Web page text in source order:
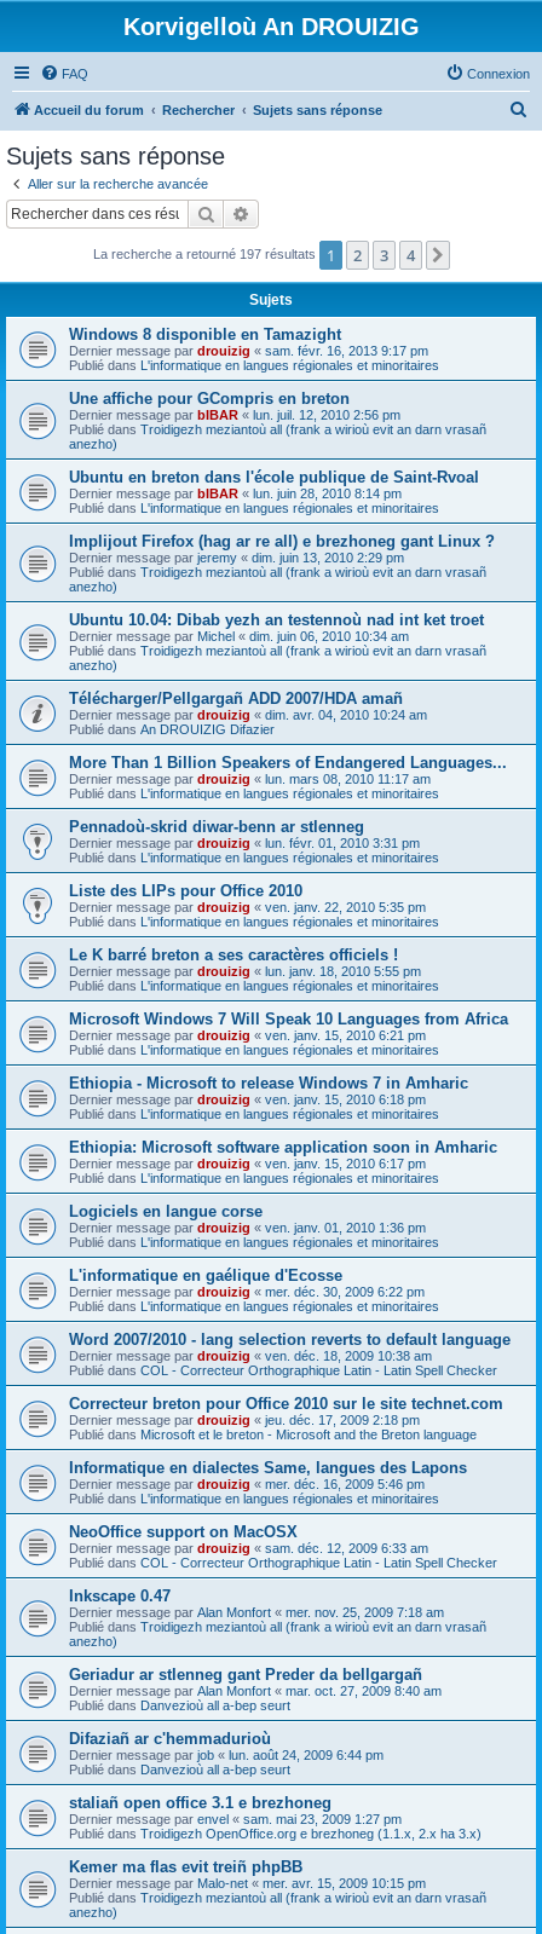
Korvigelloù An DROUIZIG
FAQ Connexion
Accueil du forum Rechercher Sujets sans réponse
c
Sujets sans réponse
Aller sur la recherche avancée
Rechercher
La recherche a retourné 197 résultats 1 2 3 4
Sujets
Windows 8 disponible en Tamazight
Dernier message par drouizig « sam. févr. 16, 2013 9:17 pm
Publié dans L'informatique en langues régionales et minoritaires
Une affiche pour GCompris en breton
Dernier message par bIBAR « lun. juil. 12, 2010 2:56 pm
Publié dans Troidigezh meziantoù all (frank a wirioù evit an darn vrasañ
anezho)
Ubuntu en breton dans l'école publique de Saint-Rvoal
Dernier message par bIBAR « lun. juin 28, 2010 8:14 pm
Publié dans L'informatique en langues régionales et minoritaires
Implijout Firefox (hag ar re all) e brezhoneg gant Linux ?
Dernier message par jeremy « dim. juin 13, 2010 2:29 pm
Publié dans Troidigezh meziantoù all (frank a wirioù evit an darn vrasañ
anezho)
Ubuntu 10.04: Dibab yezh an testennoù nad int ket troet
Dernier message par Michel « dim. juin 06, 2010 10:34 am
Publié dans Troidigezh meziantoù all (frank a wirioù evit an darn vrasañ
anezho)
Télécharger/Pellgargañ ADD 2007/HDA amañ
Dernier message par drouizig « dim. avr. 04, 2010 10:24 am
Publié dans An DROUIZIG Difazier
More Than 1 Billion Speakers of Endangered Languages...
Dernier message par drouizig « lun. mars 08, 2010 11:17 am
Publié dans L'informatique en langues régionales et minoritaires
Pennadoù-skrid diwar-benn ar stlenneg
Dernier message par drouizig « lun. févr. 01, 2010 3:31 pm
Publié dans L'informatique en langues régionales et minoritaires
Liste des LIPs pour Office 2010
Dernier message par drouizig « ven. janv. 22, 2010 5:35 pm
Publié dans L'informatique en langues régionales et minoritaires
Le K barré breton a ses caractères officiels !
Dernier message par drouizig « lun. janv. 18, 2010 5:55 pm
Publié dans L'informatique en langues régionales et minoritaires
Microsoft Windows 7 Will Speak 10 Languages from Africa
Dernier message par drouizig « ven. janv. 15, 2010 6:21 pm
Publié dans L'informatique en langues régionales et minoritaires
Ethiopia - Microsoft to release Windows 7 in Amharic
Dernier message par drouizig « ven. janv. 15, 2010 6:18 pm
Publié dans L'informatique en langues régionales et minoritaires
Ethiopia: Microsoft software application soon in Amharic
Dernier message par drouizig « ven. janv. 15, 2010 6:17 pm
Publié dans L'informatique en langues régionales et minoritaires
Logiciels en langue corse
Dernier message par drouizig « ven. janv. 01, 2010 1:36 pm
Publié dans L'informatique en langues régionales et minoritaires
L'informatique en gaélique d'Ecosse
Dernier message par drouizig « mer. déc. 30, 2009 6:22 pm
Publié dans L'informatique en langues régionales et minoritaires
Word 2007/2010 - lang selection reverts to default language
Dernier message par drouizig « ven. déc. 18, 2009 10:38 am
Publié dans COL - Correcteur Orthographique Latin - Latin Spell Checker
Correcteur breton pour Office 2010 sur le site technet.com
Dernier message par drouizig « jeu. déc. 17, 2009 2:18 pm
Publié dans Microsoft et le breton - Microsoft and the Breton language
Informatique en dialectes Same, langues des Lapons
Dernier message par drouizig « mer. déc. 16, 2009 5:46 pm
Publié dans L'informatique en langues régionales et minoritaires
NeoOffice support on MacOSX
Dernier message par drouizig « sam. déc. 12, 2009 6:33 am
Publié dans COL - Correcteur Orthographique Latin - Latin Spell Checker
Inkscape 0.47
Dernier message par Alan Monfort « mer. nov. 25, 2009 7:18 am
Publié dans Troidigezh meziantoù all (frank a wirioù evit an darn vrasañ
anezho)
Geriadur ar stlenneg gant Preder da bellgargañ
Dernier message par Alan Monfort « mar. oct. 27, 2009 8:40 am
Publié dans Danvezioù all a-bep seurt
Difaziañ ar c'hemmadurioù
Dernier message par job « lun. août 24, 2009 6:44 pm
Publié dans Danvezioù all a-bep seurt
staliañ open office 3.1 e brezhoneg
Dernier message par envel « sam. mai 23, 2009 1:27 pm
Publié dans Troidigezh OpenOffice.org e brezhoneg (1.1.x, 2.x ha 3.x)
Kemer ma flas evit treiñ phpBB
Dernier message par Malo-net « mer. avr. 15, 2009 10:15 pm
Publié dans Troidigezh meziantoù all (frank a wirioù evit an darn vrasañ
anezho)